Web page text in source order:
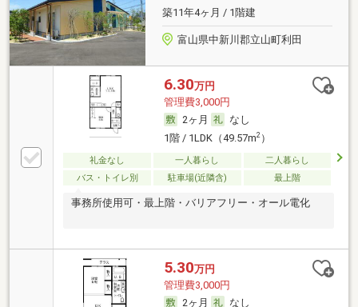
築11年4ヶ月 / 1階建
富山県中新川郡立山町利田
6.30万円
管理費3,000円
2ヶ月
なし
1階 / 1LDK（49.57m2）
礼金なし 一人暮らし
二人暮らし
バス・トイレ別
駐車場(近隣含) 最上階
事務所使用可・最上階・バリアフリー・オール電化
5.30万円
管理費3,000円
2ヶ月
なし